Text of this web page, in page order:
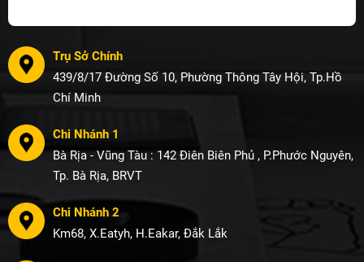
Trụ Sở Chính
439/8/17 Đường Số 10, Phường Thông Tây Hội, Tp.Hồ
Chí Minh
Chi Nhánh 1
Bà Rịa - Vũng Tàu : 142 Điên Biên Phủ , P.Phước Nguyên,
Tp. Bà Rịa, BRVT
Chi Nhánh 2
Km68, X.Eatyh, H.Eakar, Đắk Lắk